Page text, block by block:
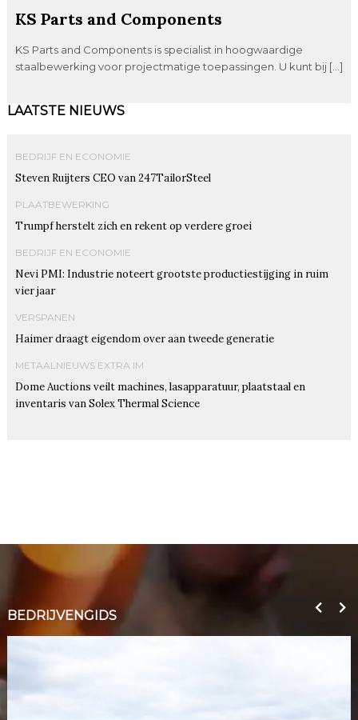
KS Parts and Components
KS Parts and Components is specialist in hoogwaardige
staalbewerking voor projectmatige toepassingen. U kunt bij […]
LAATSTE NIEUWS
BEDRIJF EN ECONOMIE
Steven Ruijters CEO van 247TailorSteel
PLAATBEWERKING
Trumpf herstelt zich en rekent op verdere groei
BEDRIJF EN ECONOMIE
Nevi PMI: Industrie noteert grootste productiestijging in ruim
vier jaar
VERSPANEN
Haimer draagt eigendom over aan tweede generatie
METAALNIEUWS EXTRA IM
Dome Auctions veilt machines, lasapparatuur, plaatstaal en
inventaris van Solex Thermal Science
BEDRIJVENGIDS